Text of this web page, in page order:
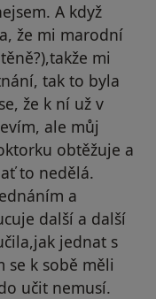
A když
že mi marodní
mi
tak to byla
že k ní už v
ale můj
obtěžuje a
to nedělá.
a
další a další
jednat s
se k sobě měli
učit nemusí.